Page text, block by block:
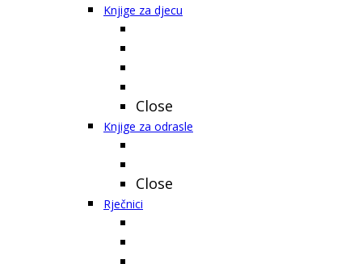
Knjige za djecu
Close
Knjige za odrasle
Close
Rječnici